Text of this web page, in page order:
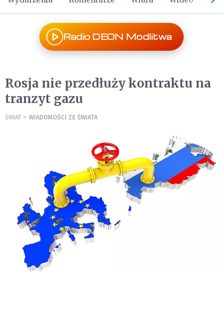
Radio DEON Modlitwa
Rosja nie przedłuży kontraktu na
tranzyt gazu
ŚWIAT WIADOMOŚCI ZE ŚWIATA